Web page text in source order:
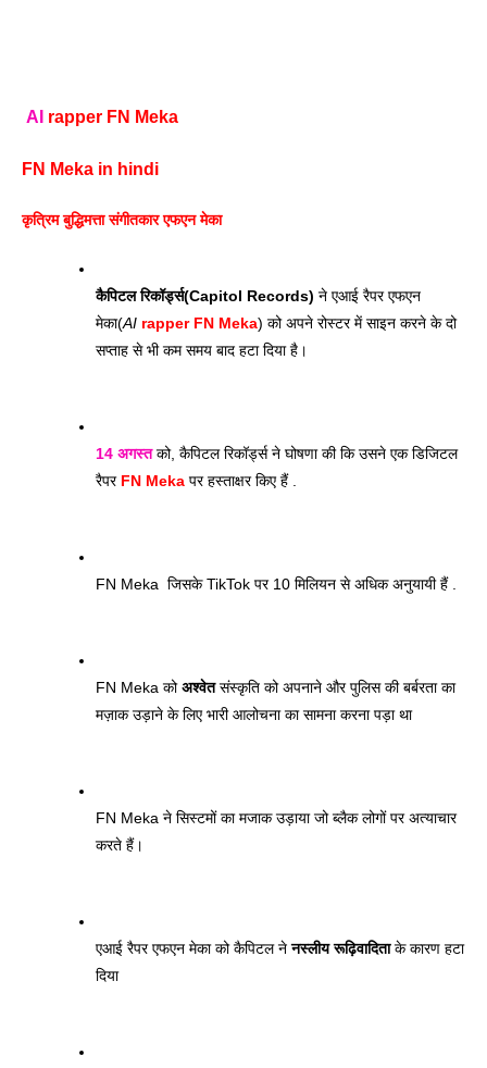
AI rapper FN Meka
FN Meka in hindi
कृत्रिम बुद्धिमत्ता संगीतकार एफएन मेका
कैपिटल रिकॉर्ड्स(Capitol Records) ने एआई रैपर एफएन
मेका(AI rapper FN Meka) को अपने रोस्टर में साइन करने के दो
सप्ताह से भी कम समय बाद हटा दिया है।
14 अगस्त को, कैपिटल रिकॉर्ड्स ने घोषणा की कि उसने एक डिजिटल
रैपर FN Meka पर हस्ताक्षर किए हैं .
FN Meka  जिसके TikTok पर 10 मिलियन से अधिक अनुयायी हैं .
FN Meka को अश्वेत संस्कृति को अपनाने और पुलिस की बर्बरता का
मज़ाक उड़ाने के लिए भारी आलोचना का सामना करना पड़ा था
FN Meka ने सिस्टमों का मजाक उड़ाया जो ब्लैक लोगों पर अत्याचार
करते हैं।
एआई रैपर एफएन मेका को कैपिटल ने नस्लीय रूढ़िवादिता के कारण हटा
दिया